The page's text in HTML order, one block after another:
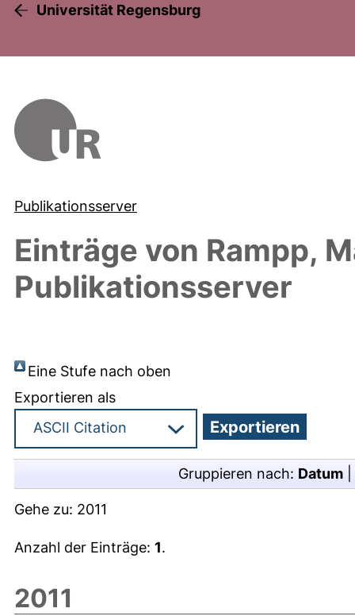
Universität Regensburg
Publikationsserver
Einträge von Rampp,
Publikationsserver
Eine Stufe nach oben
Exportieren als
Gruppieren nach: Datum
Gehe zu: 2011
Anzahl der Einträge: 1.
2011